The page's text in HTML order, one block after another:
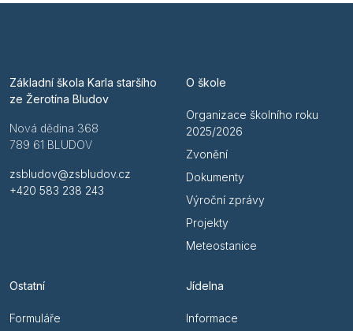
Základní škola Karla staršího
ze Žerotína Bludov
Nová dědina 368
789 61 BLUDOV
zsbludov@zsbludov.cz
+420 583 238 243
O škole
Organizace školního roku
2025/2026
Zvonění
Dokumenty
Výroční zprávy
Projekty
Meteostanice
Ostatní
Formuláře
Jídelna
Informace